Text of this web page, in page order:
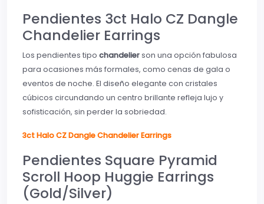
Pendientes 3ct Halo CZ Dangle
Chandelier Earrings
Los pendientes tipo chandelierson una opción fabulosa
para ocasiones más formales, como cenas de gala o
eventos de noche. El diseño elegante con cristales
cúbicos circundando un centro brillante refleja lujo y
sofisticación, sin perder la sobriedad.
3ct Halo CZ Dangle Chandelier Earrings
Pendientes Square Pyramid
Scroll Hoop Huggie Earrings
(Gold/Silver)